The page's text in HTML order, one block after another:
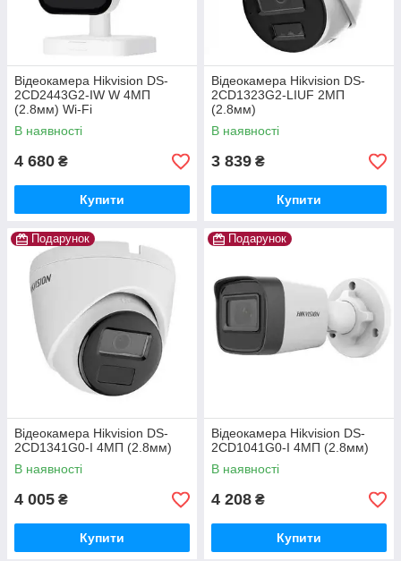
Відеокамера Hikvision DS-
2CD2443G2-IW W 4МП
(2.8мм) Wi-Fi
В наявності
4 680 ₴
Купити
Відеокамера Hikvision DS-
2CD1323G2-LIUF 2МП
(2.8мм)
В наявності
3 839 ₴
Купити
Подарунок
Відеокамера Hikvision DS-
2CD1341G0-I 4МП (2.8мм)
В наявності
4 005 ₴
Купити
Подарунок
Відеокамера Hikvision DS-
2CD1041G0-I 4МП (2.8мм)
В наявності
4 208 ₴
Купити